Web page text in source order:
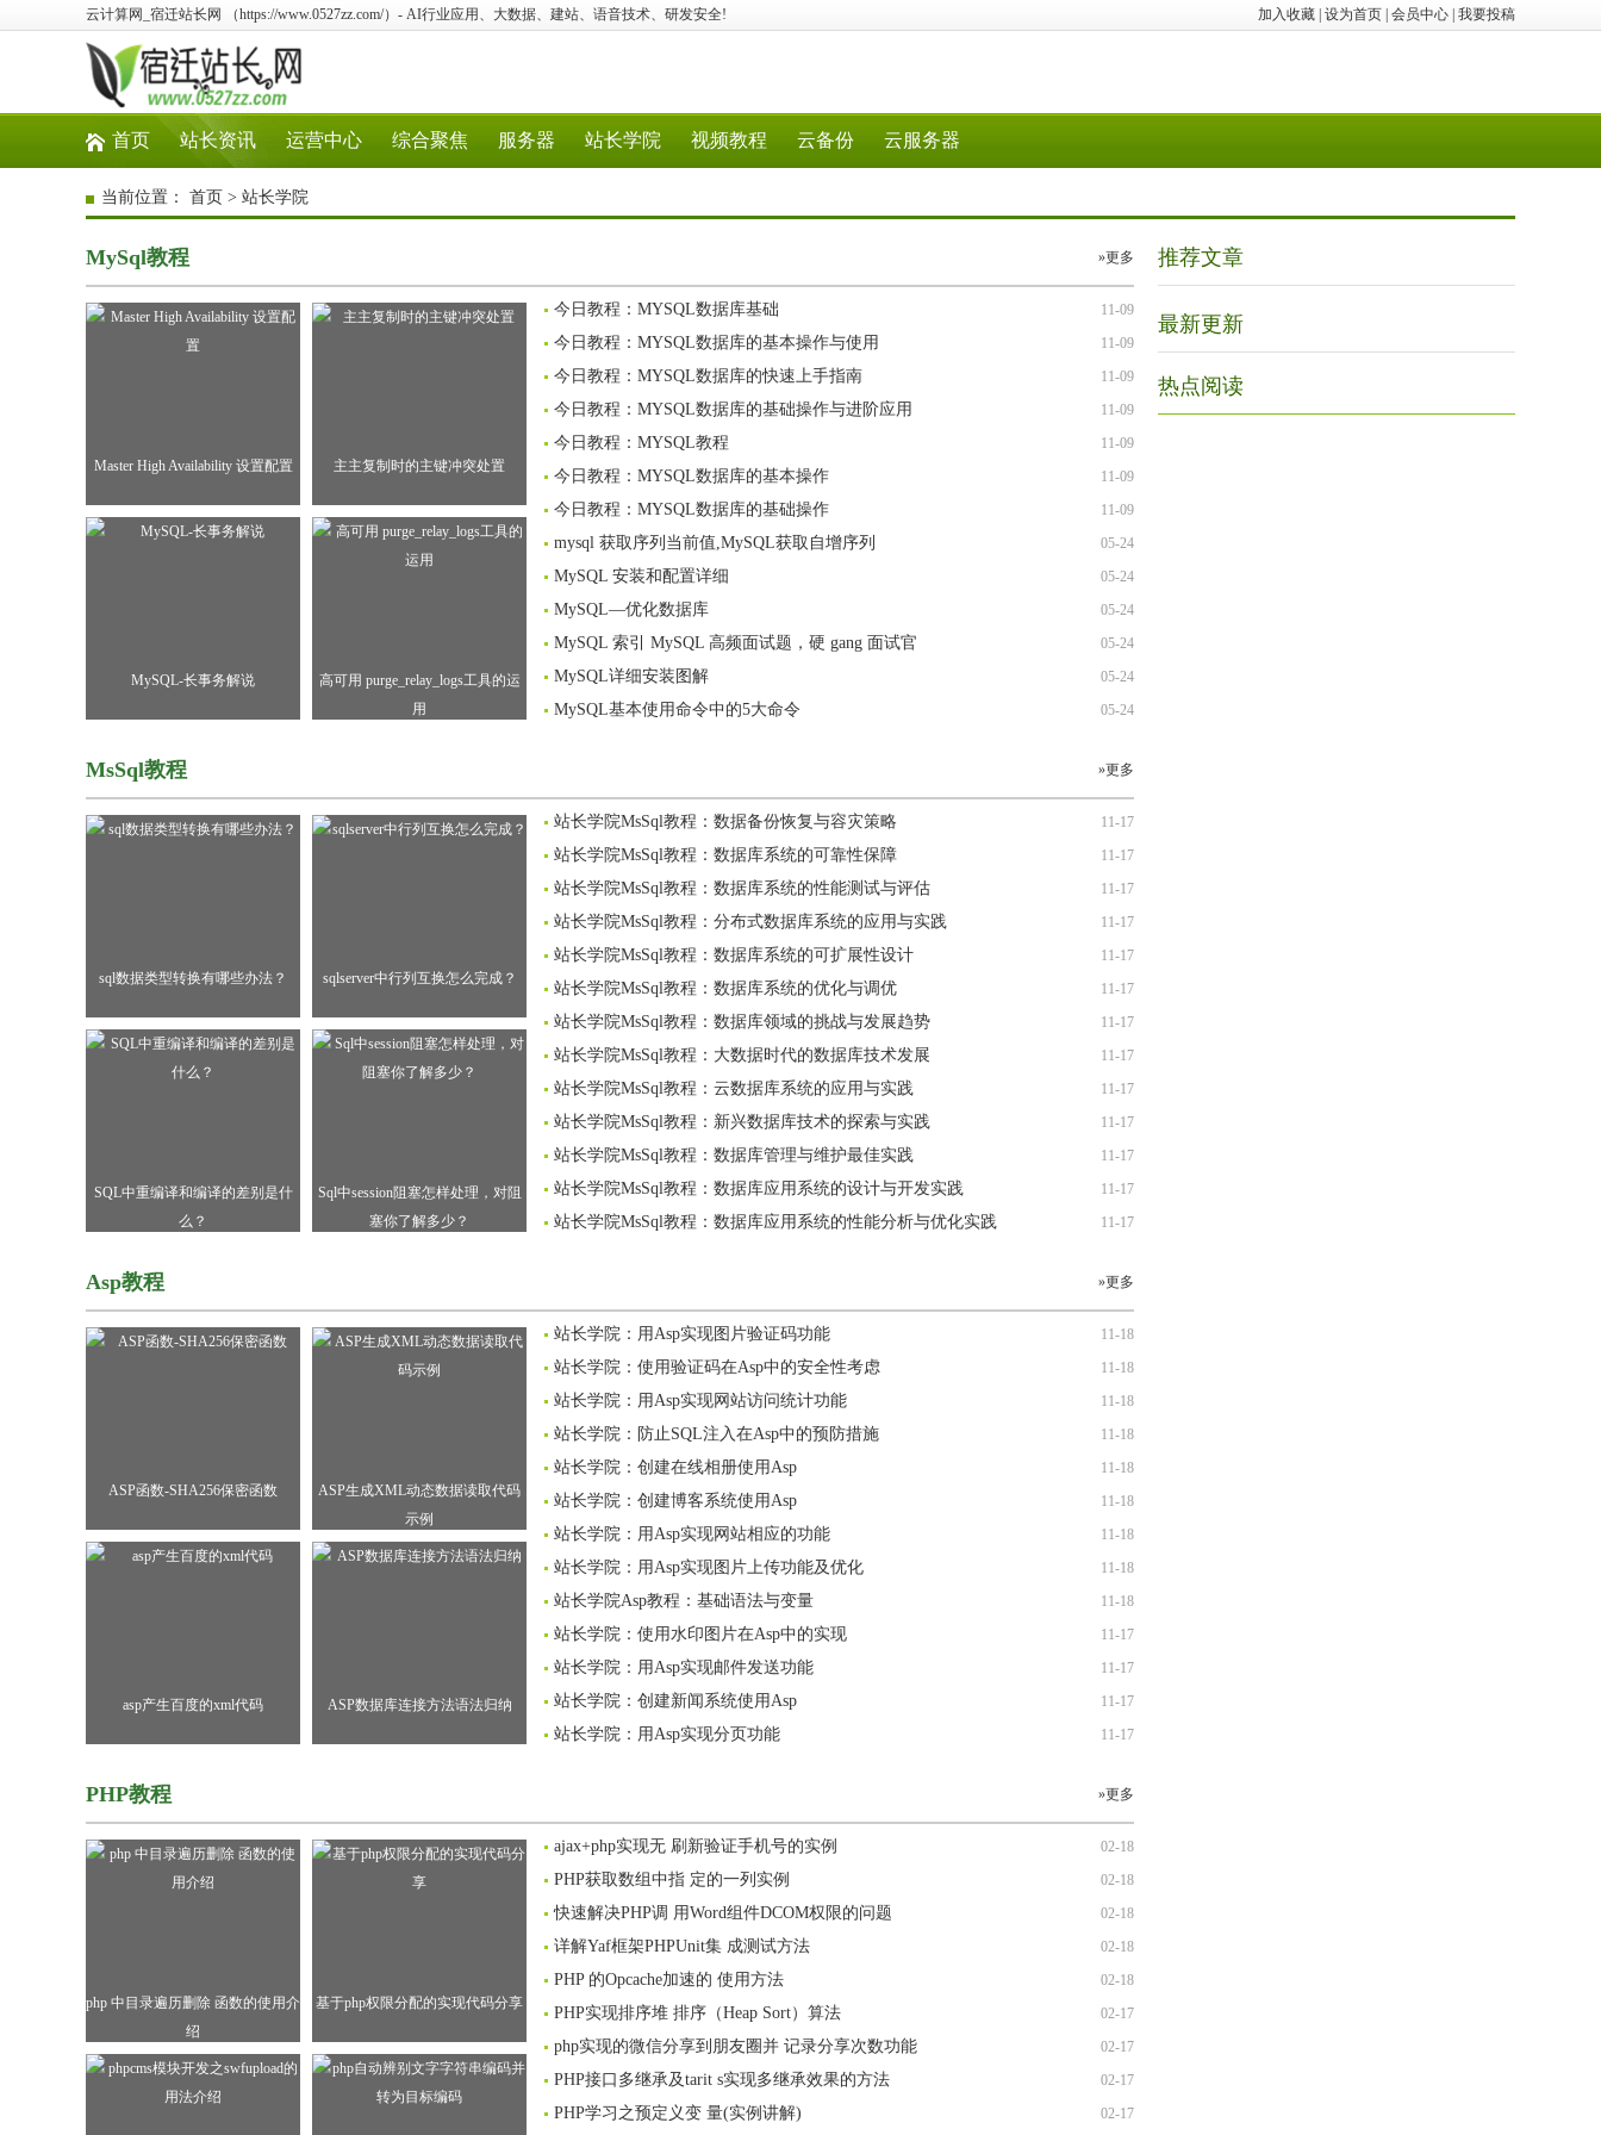
加入收藏 设为首页 会员中心 我要投稿
云计算网_宿迁站长网 （https://www.0527zz.com/）- AI行业应用、大数据、建站、语音技术、研发安全!
首页 站长资讯 运营中心 综合聚焦 服务器 站长学院 视频教程 云备份 云服务器
当前位置： 首页 > 站长学院
»更多
MySql教程
Master High Availability 设置配置 主主复制时的主键冲突处置
MySQL-长事务解说
高可用 purge_relay_logs工具的运
用
11-09
今日教程：MYSQL数据库基础
11-09
今日教程：MYSQL数据库的基本操作与使用
11-09
今日教程：MYSQL数据库的快速上手指南
11-09
今日教程：MYSQL数据库的基础操作与进阶应用
11-09
今日教程：MYSQL教程
11-09
今日教程：MYSQL数据库的基本操作
11-09
今日教程：MYSQL数据库的基础操作
05-24
mysql 获取序列当前值,MySQL获取自增序列
05-24
MySQL 安装和配置详细
05-24
MySQL—优化数据库
05-24
MySQL 索引 MySQL 高频面试题，硬 gang 面试官
05-24
MySQL详细安装图解
05-24
MySQL基本使用命令中的5大命令
»更多
MsSql教程
sql数据类型转换有哪些办法？ sqlserver中行列互换怎么完成？
SQL中重编译和编译的差别是什
么？
Sql中session阻塞怎样处理，对阻
塞你了解多少？
11-17
站长学院MsSql教程：数据备份恢复与容灾策略
11-17
站长学院MsSql教程：数据库系统的可靠性保障
11-17
站长学院MsSql教程：数据库系统的性能测试与评估
11-17
站长学院MsSql教程：分布式数据库系统的应用与实践
11-17
站长学院MsSql教程：数据库系统的可扩展性设计
11-17
站长学院MsSql教程：数据库系统的优化与调优
11-17
站长学院MsSql教程：数据库领域的挑战与发展趋势
11-17
站长学院MsSql教程：大数据时代的数据库技术发展
11-17
站长学院MsSql教程：云数据库系统的应用与实践
11-17
站长学院MsSql教程：新兴数据库技术的探索与实践
11-17
站长学院MsSql教程：数据库管理与维护最佳实践
11-17
站长学院MsSql教程：数据库应用系统的设计与开发实践
11-17
站长学院MsSql教程：数据库应用系统的性能分析与优化实践
»更多
Asp教程
ASP函数-SHA256保密函数
ASP生成XML动态数据读取代码
示例
asp产生百度的xml代码 ASP数据库连接方法语法归纳
11-18
站长学院：用Asp实现图片验证码功能
11-18
站长学院：使用验证码在Asp中的安全性考虑
11-18
站长学院：用Asp实现网站访问统计功能
11-18
站长学院：防止SQL注入在Asp中的预防措施
11-18
站长学院：创建在线相册使用Asp
11-18
站长学院：创建博客系统使用Asp
11-18
站长学院：用Asp实现网站相应的功能
11-18
站长学院：用Asp实现图片上传功能及优化
11-18
站长学院Asp教程：基础语法与变量
11-17
站长学院：使用水印图片在Asp中的实现
11-17
站长学院：用Asp实现邮件发送功能
11-17
站长学院：创建新闻系统使用Asp
11-17
站长学院：用Asp实现分页功能
»更多
PHP教程
php 中目录遍历删除 函数的使用介
绍
基于php权限分配的实现代码分享
02-18
ajax+php实现无 刷新验证手机号的实例
02-18
PHP获取数组中指 定的一列实例
02-18
快速解决PHP调 用Word组件DCOM权限的问题
02-18
详解Yaf框架PHPUnit集 成测试方法
02-18
PHP 的Opcache加速的 使用方法
02-17
PHP实现排序堆 排序（Heap Sort）算法
02-17
php实现的微信分享到朋友圈并 记录分享次数功能
02-17
PHP接口多继承及tarit s实现多继承效果的方法
02-17
PHP学习之预定义变 量(实例讲解)
推荐文章
最新更新
热点阅读